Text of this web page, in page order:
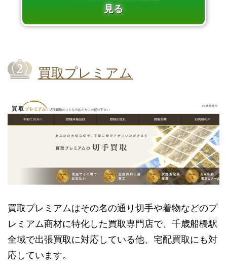
見る
買取プレミアム
買取プレミアムはその名の通り切手や着物などのプ
レミアム商材に特化した買取専門店で、千歳船橋駅
全域で出張買取に対応している他、宅配買取にも対
応しています。